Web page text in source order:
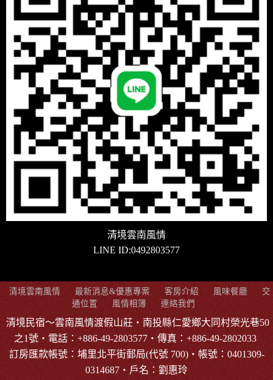
清境雲南風情
LINE ID:0492803577
清境雲南風情 最新消息&優惠專案 客房介紹 風味餐廳
交
通位置
風情相簿 連絡我們
清境民宿～雲南風情渡假山莊‧南投縣仁愛鄉大同村榮光巷50
之1號‧電話：+886-49-2803577‧傳真：+886-49-2802033
訂房匯款帳號：埔里北平街郵局(代號 700)‧帳號：0401309-
0314687‧戶名：劉惠玲